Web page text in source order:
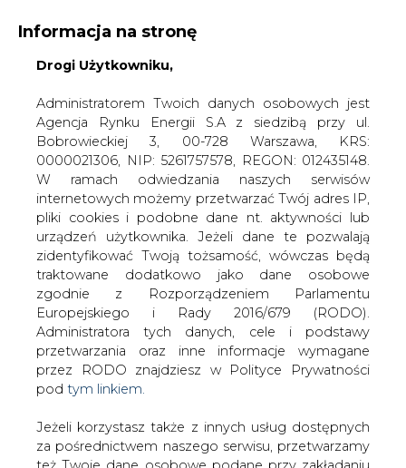
KONTAKT:
WYDAWCA PORTALU:
WYSOKI KONTRAST WIELKOŚĆ TEKSTU A A
ZALOGUJ SIĘ
WŁĄCZ CIRE.TV
Informacja na stronę
Drogi Użytkowniku,
Administratorem Twoich danych osobowych jest
Agencja Rynku Energii S.A z siedzibą przy ul.
Bobrowieckiej 3, 00-728 Warszawa, KRS:
0000021306, NIP: 5261757578, REGON: 012435148.
W ramach odwiedzania naszych serwisów
internetowych możemy przetwarzać Twój adres IP,
pliki cookies i podobne dane nt. aktywności lub
urządzeń użytkownika. Jeżeli dane te pozwalają
zidentyfikować Twoją tożsamość, wówczas będą
traktowane dodatkowo jako dane osobowe
zgodnie z Rozporządzeniem Parlamentu
Europejskiego i Rady 2016/679 (RODO).
Administratora tych danych, cele i podstawy
przetwarzania oraz inne informacje wymagane
przez RODO znajdziesz w Polityce Prywatności
pod tym linkiem.
Jeżeli korzystasz także z innych usług dostępnych
za pośrednictwem naszego serwisu, przetwarzamy
też Twoje dane osobowe podane przy zakładaniu